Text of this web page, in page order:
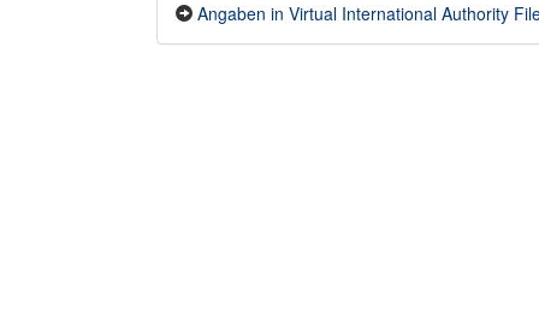
Angaben in Virtual International Authority